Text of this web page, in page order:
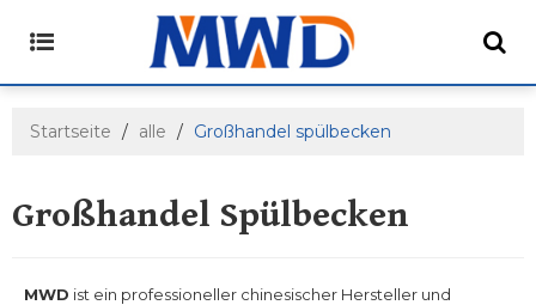
Startseite / alle / Großhandel spülbecken
Großhandel Spülbecken
MWD ist ein professioneller chinesischer Hersteller und